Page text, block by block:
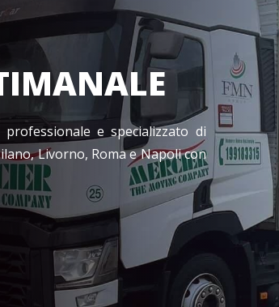
e specializzato di
Livorno, Roma e Napoli con